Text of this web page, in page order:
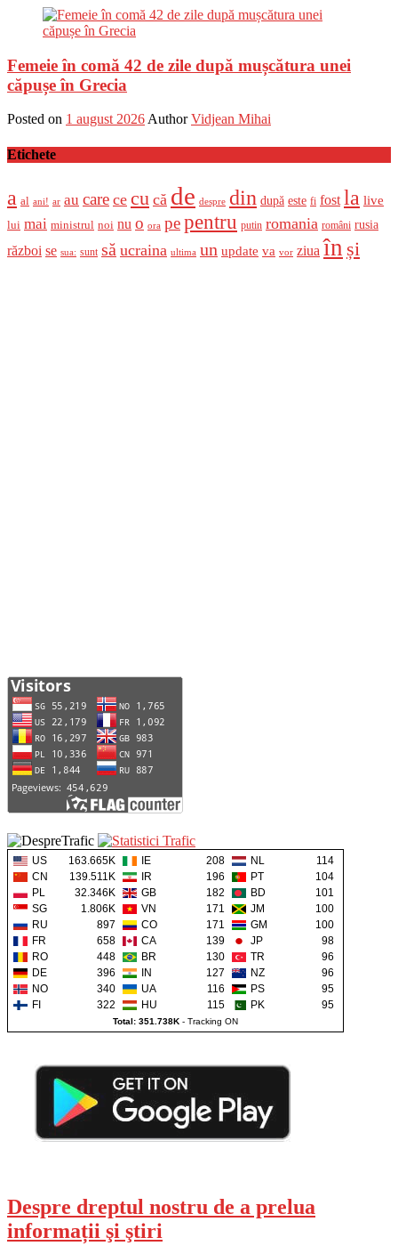
Femeie în comă 42 de zile după mușcătura unei
căpușe în Grecia
Posted on 1 august 2026 Author Vidjean Mihai
Etichete
a al ani! ar au care ce cu că de despre din după este fi fost la live
lui mai ministrul noi nu o ora pepentru putin romania români rusia
război se sua: sunt să ucraina ultima un update va vor ziua în și
US 163.665K IE 208 NL
114
CN
139.511K IR 196 PT
104
PL
32.346K GB 182 BD
101
SG
1.806K VN 171 JM
100
RU
897 CO 171 GM
100
FR
658 CA 139 JP
98
RO
448 BR 130 TR
96
DE
396 IN 127 NZ
96
NO
340 UA 116 PS
95
FI
322 HU 115 PK 95
Total: 351.738K - Tracking ON
Despre dreptul nostru de a prelua
informații şi ştiri